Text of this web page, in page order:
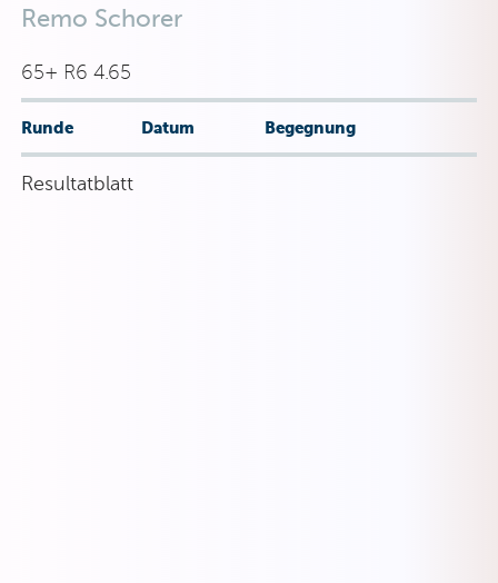
Remo Schorer
65+ R6 4.65
Runde Datum Begegnung
Resultatblatt